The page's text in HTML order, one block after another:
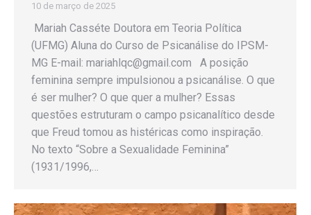
10 de março de 2025
Mariah Casséte Doutora em Teoria Política
(UFMG) Aluna do Curso de Psicanálise do IPSM-
MG E-mail: mariahlqc@gmail.com A posição
feminina sempre impulsionou a psicanálise. O que
é ser mulher? O que quer a mulher? Essas
questões estruturam o campo psicanalítico desde
que Freud tomou as histéricas como inspiração.
No texto “Sobre a Sexualidade Feminina”
(1931/1996,…